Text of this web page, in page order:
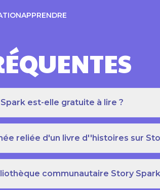
APPRENDRE
est-elle gratuite à lire ?
reliée d'un livre d''histoires sur
communautaire Story